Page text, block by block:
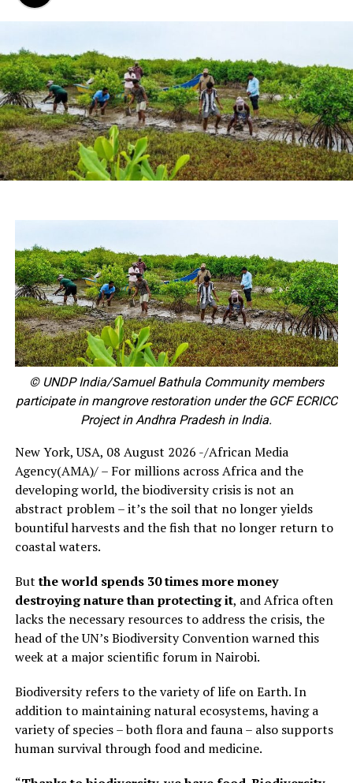
© UNDP India/Samuel Bathula Community members
participate in mangrove restoration under the GCF ECRICC
Project in Andhra Pradesh in India.
New York, USA, 08 August 2026 -/African Media
Agency(AMA)/ – For millions across Africa and the
developing world, the biodiversity crisis is not an
abstract problem – it’s the soil that no longer yields
bountiful harvests and the fish that no longer return to
coastal waters.
Butthe world spends 30 times more money
destroying nature than protecting it, and Africa often
lacks the necessary resources to address the crisis, the
head of the UN’s Biodiversity Convention warned this
week at a major scientific forum in Nairobi.
Biodiversity refers to the variety of life on Earth. In
addition to maintaining natural ecosystems, having a
variety of species – both flora and fauna – also supports
human survival through food and medicine.